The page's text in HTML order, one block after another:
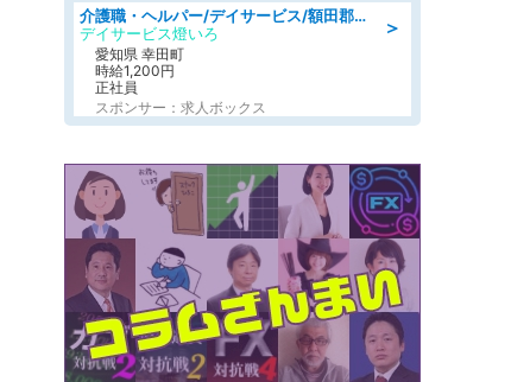
＞
介護職・ヘルパー/デイサービス/額田郡幸田町/JR東海道本線 幸田/愛知県
デイサービス燈いろ
愛知県 幸田町
時給1,200円
正社員
スポンサー：求人ボックス